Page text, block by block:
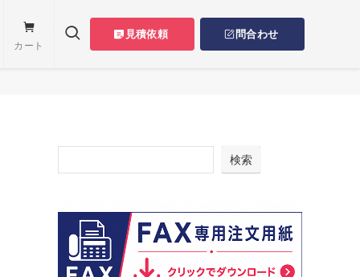
カート
見積依頼 問合わせ
検索